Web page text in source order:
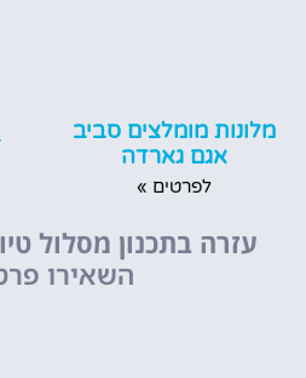
מלונות מומלצים סביב
אגם גארדה
לפרטים »
עזרה בתכנון מסלול
השאירו